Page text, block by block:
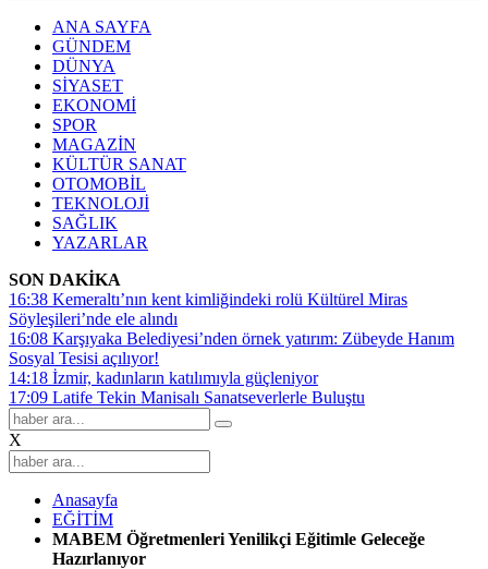
ANA SAYFA
GÜNDEM
DÜNYA
SİYASET
EKONOMİ
SPOR
MAGAZİN
KÜLTÜR SANAT
OTOMOBİL
TEKNOLOJİ
SAĞLIK
YAZARLAR
SON DAKİKA
16:38 Kemeraltı’nın kent kimliğindeki rolü Kültürel Miras
Söyleşileri’nde ele alındı
16:08 Karşıyaka Belediyesi’nden örnek yatırım: Zübeyde Hanım
Sosyal Tesisi açılıyor!
14:18 İzmir, kadınların katılımıyla güçleniyor
17:09 Latife Tekin Manisalı Sanatseverlerle Buluştu
X
Anasayfa
EĞİTİM
MABEM Öğretmenleri Yenilikçi Eğitimle Geleceğe
Hazırlanıyor